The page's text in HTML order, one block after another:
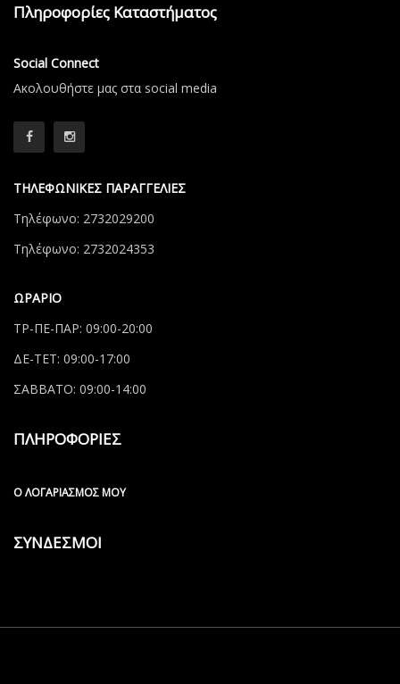
Πληροφορίες Καταστήματος
Social Connect
Aκολουθήστε μας στα social media
ΤΗΛΕΦΩΝΙΚΕΣ ΠΑΡΑΓΓΕΛΙΕΣ
Τηλέφωνο: 2732029200
Τηλέφωνο: 2732024353
ΩΡΑΡΙΟ
ΤΡ-ΠΕ-ΠΑΡ: 09:00-20:00
ΔΕ-ΤΕΤ: 09:00-17:00
ΣΑΒΒΑΤΟ: 09:00-14:00
ΠΛΗΡΟΦΟΡΙΕΣ
Ο ΛΟΓΑΡΙΑΣΜΌΣ ΜΟΥ
ΣΥΝΔΕΣΜΟΙ